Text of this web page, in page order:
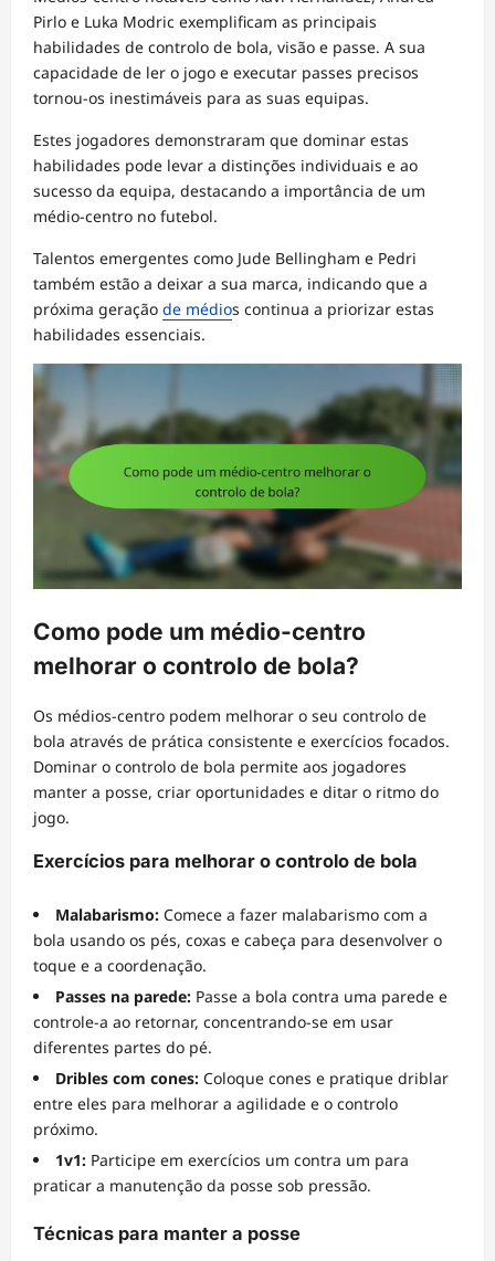
Pirlo e Luka Modric exemplificam as principais
habilidades de controlo de bola, visão e passe. A sua
capacidade de ler o jogo e executar passes precisos
tornou-os inestimáveis para as suas equipas.
Estes jogadores demonstraram que dominar estas
habilidades pode levar a distinções individuais e ao
sucesso da equipa, destacando a importância de um
médio-centro no futebol.
Talentos emergentes como Jude Bellingham e Pedri
também estão a deixar a sua marca, indicando que a
próxima geração de médios continua a priorizar estas
habilidades essenciais.
Como pode um médio-centro
melhorar o controlo de bola?
Os médios-centro podem melhorar o seu controlo de
bola através de prática consistente e exercícios focados.
Dominar o controlo de bola permite aos jogadores
manter a posse, criar oportunidades e ditar o ritmo do
jogo.
Exercícios para melhorar o controlo de bola
Malabarismo: Comece a fazer malabarismo com a
bola usando os pés, coxas e cabeça para desenvolver o
toque e a coordenação.
Passes na parede: Passe a bola contra uma parede e
controle-a ao retornar, concentrando-se em usar
diferentes partes do pé.
Dribles com cones: Coloque cones e pratique driblar
entre eles para melhorar a agilidade e o controlo
próximo.
1v1: Participe em exercícios um contra um para
praticar a manutenção da posse sob pressão.
Técnicas para manter a posse